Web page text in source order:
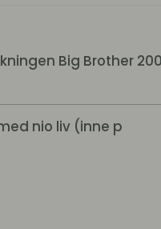
Big Brother
nio liv (inne p